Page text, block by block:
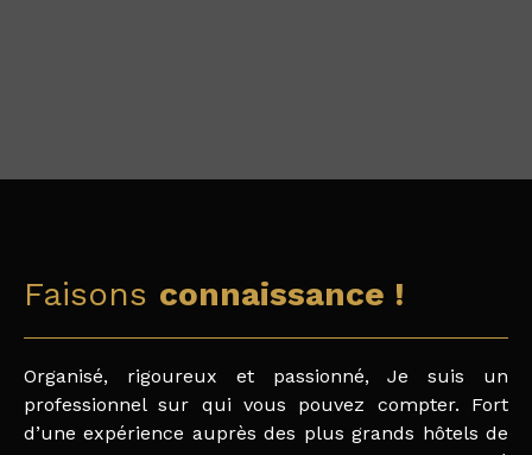
Faisons connaissance !
Organisé, rigoureux et passionné, Je suis un
professionnel sur qui vous pouvez compter. Fort
d’une expérience auprès des plus grands hôtels de